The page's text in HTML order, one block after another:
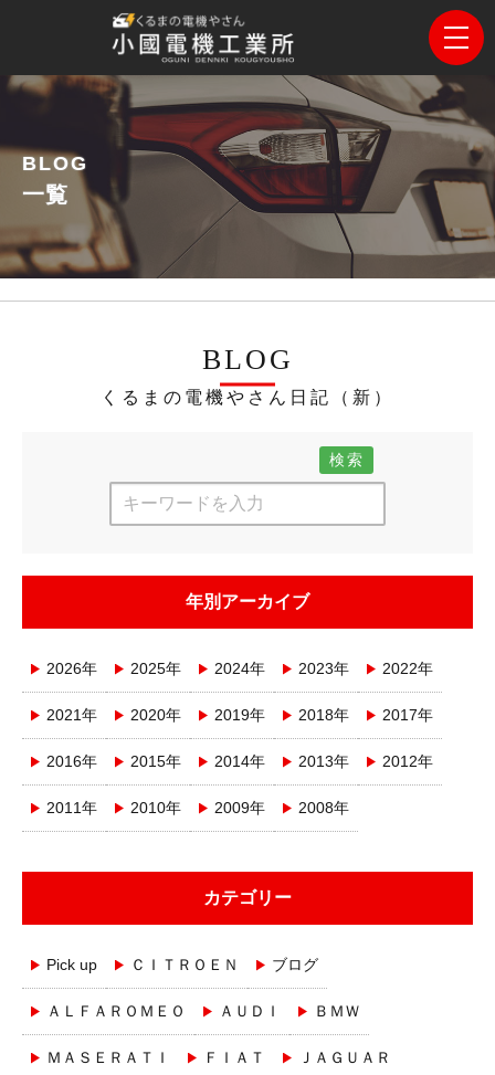
BLOG
一覧
BLOG
くるまの電機やさん日記（新）
検索
年別アーカイブ
2026年 2025年 2024年 2023年 2022年
2021年 2020年 2019年 2018年 2017年
2016年 2015年 2014年 2013年 2012年
2011年 2010年 2009年 2008年
カテゴリー
Pick up ＣＩＴＲＯＥＮ ブログ
ＡＬＦＡＲＯＭＥＯ ＡＵＤＩ ＢＭＷ
ＭＡＳＥＲＡＴＩ ＦＩＡＴ ＪＡＧＵＡＲ